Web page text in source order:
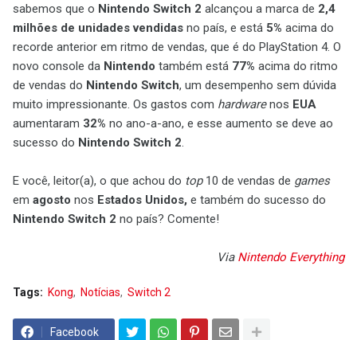
sabemos que o Nintendo Switch 2 alcançou a marca de 2,4
milhões de unidades vendidas no país, e está 5% acima do
recorde anterior em ritmo de vendas, que é do PlayStation 4. O
novo console da Nintendo também está 77% acima do ritmo
de vendas do Nintendo Switch, um desempenho sem dúvida
muito impressionante. Os gastos com hardwarenos EUA
aumentaram 32% no ano-a-ano, e esse aumento se deve ao
sucesso do Nintendo Switch 2.
E você, leitor(a), o que achou do top10 de vendas de games
em agosto nos Estados Unidos, e também do sucesso do
Nintendo Switch 2 no país? Comente!
Via Nintendo Everything
Tags: Kong Notícias Switch 2
Facebook